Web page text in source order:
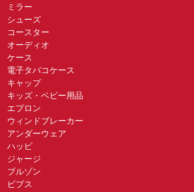
ミラー
シューズ
コースター
オーディオ
ケース
電子タバコケース
キャップ
キッズ・ベビー用品
エプロン
ウィンドブレーカー
アンダーウェア
ハッピ
ジャージ
ブルゾン
ビブス